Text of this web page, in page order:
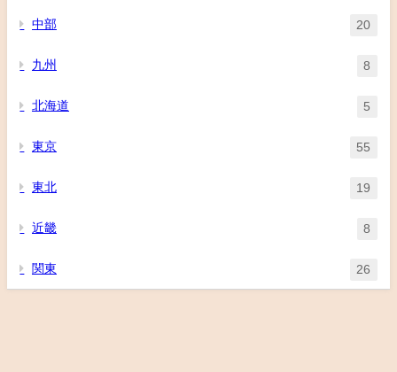
中部 20
九州 8
北海道 5
東京 55
東北 19
近畿 8
関東 26